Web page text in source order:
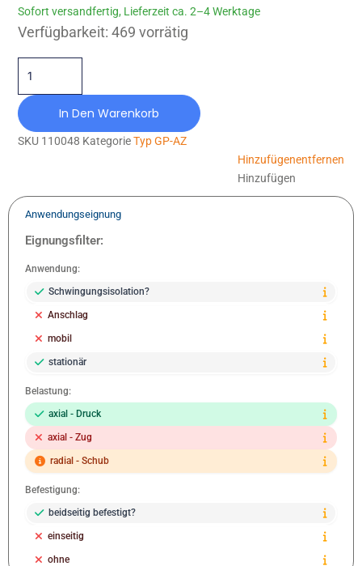
Hinzufügenentfernen
Hinzufügen
Sofort versandfertig, Lieferzeit ca. 2–4 Werktage
Verfügbarkeit: 469 vorrätig
GP-AZ-070X045-M10X28-NR55 Menge
In Den Warenkorb
SKU 110048 Kategorie Typ GP-AZ
Anwendungseignung
Eignungsfilter:
Anwendung:
Schwingungsisolation?
Anschlag
mobil
stationär
Belastung:
axial - Druck
axial - Zug
radial - Schub
Befestigung:
beidseitig befestigt?
einseitig
ohne